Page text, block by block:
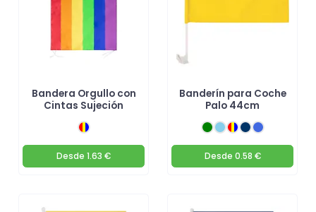
Bandera Orgullo con
Cintas Sujeción
Desde 1.63 €
Banderín para Coche
Palo 44cm
Desde 0.58 €